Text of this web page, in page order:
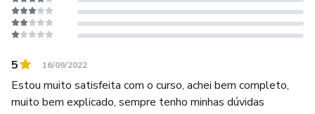
5 16/09/2022
Estou muito satisfeita com o curso, achei bem completo,
muito bem explicado, sempre tenho minhas dúvidas